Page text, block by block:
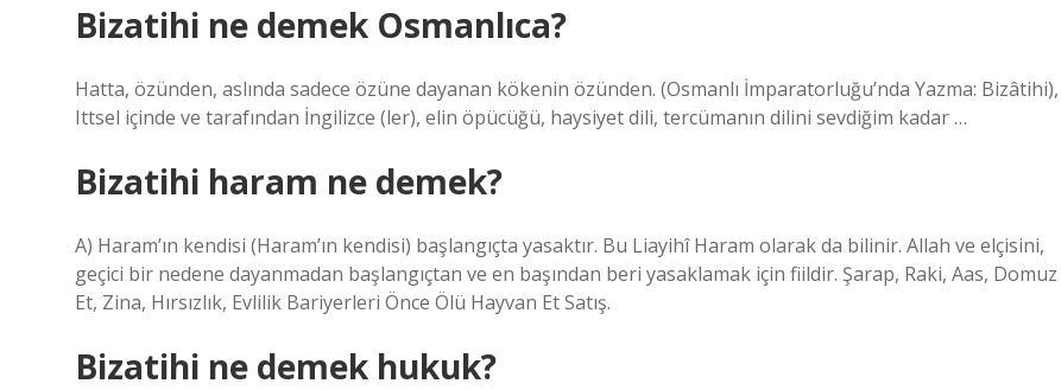
Bizatihi ne demek Osmanlıca?
Hatta, özünden, aslında sadece özüne dayanan kökenin özünden. (Osmanlı İmparatorluğu’nda Yazma: Bizâtihi),
Ittsel içinde ve tarafından İngilizce (ler), elin öpücüğü, haysiyet dili, tercümanın dilini sevdiğim kadar …
Bizatihi haram ne demek?
A) Haram’ın kendisi (Haram’ın kendisi) başlangıçta yasaktır. Bu Liayihî Haram olarak da bilinir. Allah ve elçisini,
geçici bir nedene dayanmadan başlangıçtan ve en başından beri yasaklamak için fiildir. Şarap, Raki, Aas, Domuz
Et, Zina, Hırsızlık, Evlilik Bariyerleri Önce Ölü Hayvan Et Satış.
Bizatihi ne demek hukuk?